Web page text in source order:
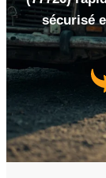
sécurisé